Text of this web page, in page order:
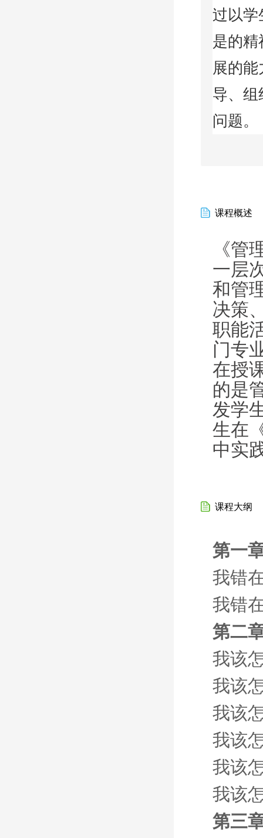
过以学
是的精
展的
导、组
问题。
课程概述
《管
一层
和管
决策
职能
门专
在授
的是
发学
生在
中实
课程大纲
第一
我错
我错
第二
我该
我该
我该
我该
我该
我该
第三